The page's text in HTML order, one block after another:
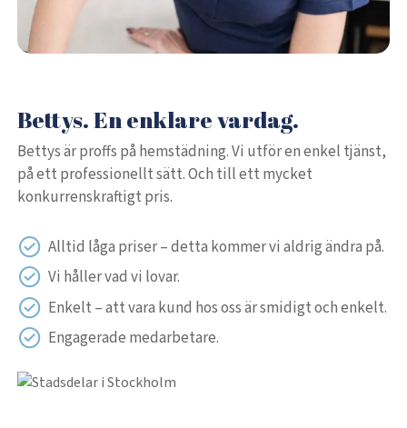
Bettys. En enklare vardag.
Bettys är proffs på hemstädning. Vi utför en enkel tjänst,
på ett professionellt sätt. Och till ett mycket
konkurrenskraftigt pris.
Alltid låga priser – detta kommer vi aldrig ändra på.
Vi håller vad vi lovar.
Enkelt – att vara kund hos oss är smidigt och enkelt.
Engagerade medarbetare.